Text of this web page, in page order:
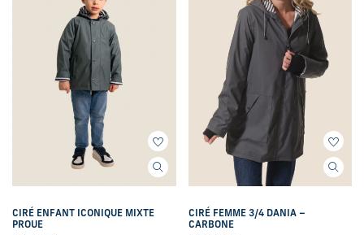
CIRÉ ENFANT ICONIQUE MIXTE
PROUE
CIRÉ FEMME 3/4 DANIA –
CARBONE